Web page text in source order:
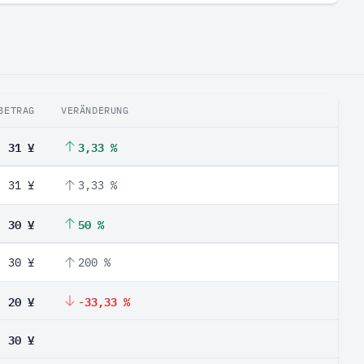
VERÄNDERUNG
31 ¥ 3,33 %
31 ¥ 3,33 %
30 ¥ 50 %
30 ¥ 200 %
20 ¥ -33,33 %
30 ¥